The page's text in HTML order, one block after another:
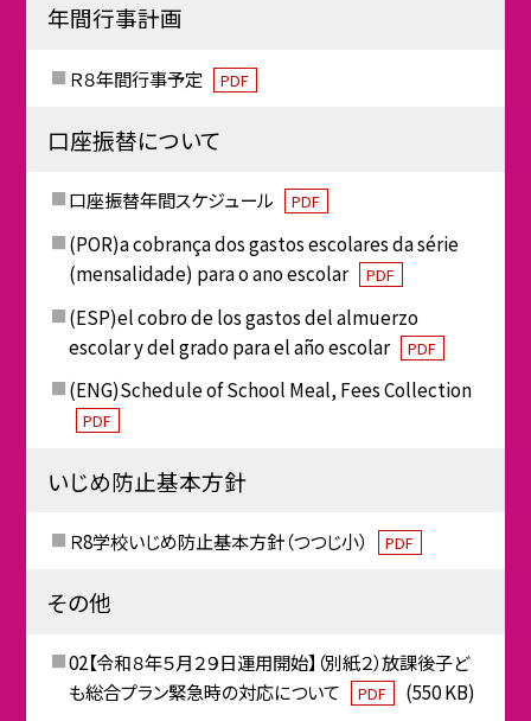
年間行事計画
Ｒ８年間行事予定 PDF
口座振替について
口座振替年間スケジュール PDF
(POR)a cobrança dos gastos escolares da série
(mensalidade) para o ano escolar
PDF
(ESP)el cobro de los gastos del almuerzo
escolar y del grado para el año escolar
PDF
(ENG)Schedule of School Meal, Fees Collection
PDF
いじめ防止基本方針
Ｒ8学校いじめ防止基本方針（つつじ小） PDF
その他
02【令和８年５月２９日運用開始】（別紙２）放課後子ど
も総合プラン緊急時の対応について
PDF
(550 KB)